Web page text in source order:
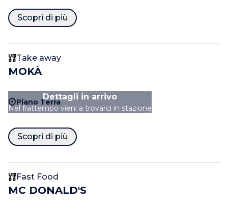
Scopri di più
Take away
MOKÀ
Dettagli in arrivo
Nel frattempo vieni a trovarci in stazione
Piano Terra
Scopri di più
Fast Food
MC DONALD'S